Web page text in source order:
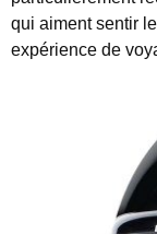
qui aiment sentir
expérience de